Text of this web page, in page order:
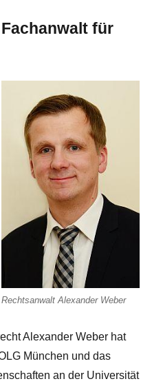
für
Rechtsanwalt Alexander Weber
Alexander Weber hat
München und das
an der Universität